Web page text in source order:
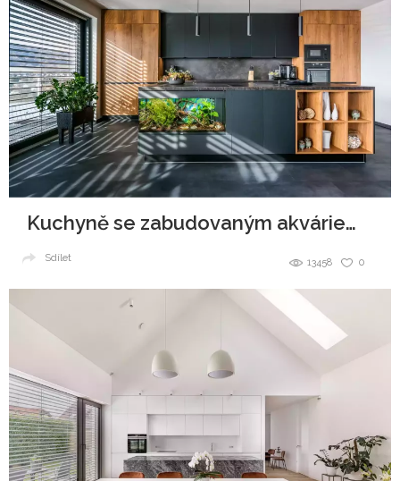
Kuchyně se zabudovaným akváriem v ostrůvku
0
13458
Sdílet